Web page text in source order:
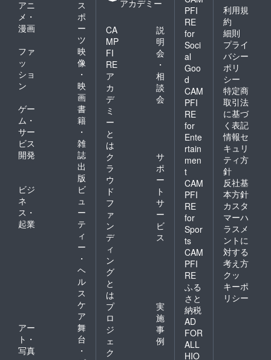
ださ
い。 ※
特定の
人物を
比喩す
るお名
前や公
序良俗
に反す
るお名
前は掲
載をお
断りす
る事が
御座い
ます、
ご注意
くださ
い。
ロール
に掲載
されま
す ・掲
法：お
名前の
文字の
みを、
スタッ
フロー
ルに横1
列・大
きなサ
イズで
掲載 ・
注意事
項：支
援時、
必ず備
考欄に
掲載を
希望さ
れるお
名前を
ご記入
くださ
入がな
い場合
なりま
すの
で、提
供時期
は配布
物の場
合とし
ており
ます）
（似顔
ドット
の元素
材とな
る写真
等を別
途ご提
供くだ
さい・
詳細は
募集完
了後に
改めて
お伝え
させて
いただ
きま
す）
（別途
絶叫の
元素材
となる
アニ
メ・
漫画
ス
ポ
ー
ツ
ファ
ッ
ショ
ン
映
像
・
映
画
ゲー
ム・
サー
ビス
開発
書
籍
・
雑
誌
出
版
ビジ
ネ
ス・
起業
ビ
ュ
ー
テ
ィ
ー
・
ヘ
ル
ス
ケ
ア
アー
ト・
写真
舞
台
・
アカデミー
CA
MP
FI
RE
ア
カ
デ
ミ
ー
と
は
説
明
会
・
相
談
会
ク
ラ
ウ
ド
フ
ァ
ン
デ
ィ
ン
グ
と
は
サ
ポ
ー
ト
サ
ー
ビ
ス
プ
ロ
ジ
ェ
ク
実
施
事
例
PFI
RE
for
Soci
al
Goo
d
CAM
PFI
RE
for
Ente
rtain
men
t
CAM
PFI
RE
for
Spor
ts
CAM
PFI
RE
ふる
さと
納税
AD
FOR
ALL
HIO
利用規
約
細則
プライ
バシー
ポリ
シー
特定商
取引法
に基づ
く表記
情報セ
キュリ
ティ方
針
反社基
本方針
カスタ
マーハ
ラスメ
ントに
対する
考え方
クッ
キーポ
リシー